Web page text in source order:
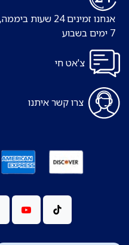
אנחנו זמינים 24 שעות ביממה,
צ'אט חי
צרו קשר איתנו